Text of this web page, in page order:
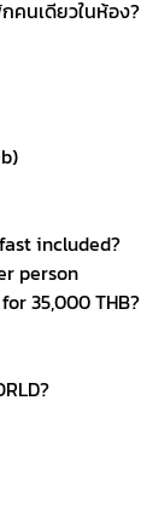
คนเดียวในห้อง?
included?
person
35,000 THB?
?